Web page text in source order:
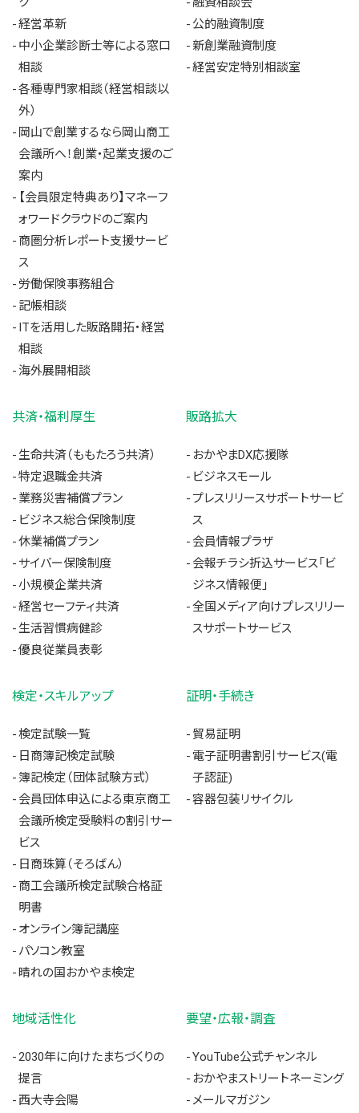
経営革新
中小企業診断士等による窓口
相談
各種専門家相談（経営相談以
外）
岡山で創業するなら岡山商工
会議所へ！創業・起業支援のご
案内
【会員限定特典あり】マネーフ
ォワードクラウドのご案内
商圏分析レポート支援サービ
ス
労働保険事務組合
記帳相談
ITを活用した販路開拓・経営
相談
海外展開相談
公的融資制度
新創業融資制度
経営安定特別相談室
共済・福利厚生
生命共済（ももたろう共済）
特定退職金共済
業務災害補償プラン
ビジネス総合保険制度
休業補償プラン
サイバー保険制度
小規模企業共済
経営セーフティ共済
生活習慣病健診
優良従業員表彰
販路拡大
おかやまDX応援隊
ビジネスモール
プレスリリースサポートサービ
ス
会員情報プラザ
会報チラシ折込サービス「ビ
ジネス情報便」
全国メディア向けプレスリリー
スサポートサービス
検定・スキルアップ
検定試験一覧
日商簿記検定試験
簿記検定（団体試験方式）
会員団体申込による東京商工
会議所検定受験料の割引サー
ビス
日商珠算（そろばん）
商工会議所検定試験合格証
明書
オンライン簿記講座
パソコン教室
晴れの国おかやま検定
証明・手続き
貿易証明
電子証明書割引サービス(電
子認証)
容器包装リサイクル
地域活性化
2030年に向けたまちづくりの
提言
西大寺会陽
要望・広報・調査
YouTube公式チャンネル
おかやまストリートネーミング
メールマガジン